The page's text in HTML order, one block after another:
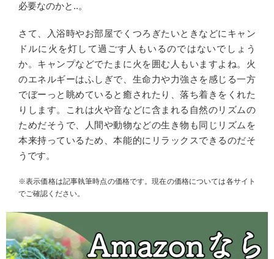
必要なのかと..。
さて、入浴時やお部屋でくつろぎたいときなどにキャン
ドルに火を灯して過ごす人もいるのではないでしょう
か。キャンプなどでたまに火を囲む人もいますよね。火
のエネルギーはふしぎで、生命力や力強さを感じる一方
でぼーっと眺めていると癒されたり、落ち着きをくれた
りします。これは火や音などに含まれる自然のリズムの
ためだそうで、人間や動物などの生き物も同じリズムを
本来持っているため、本能的にリラックスできるのだそ
うです。
※表示価格は記事執筆時点の価格です。現在の価格については各サイト
でご確認ください。